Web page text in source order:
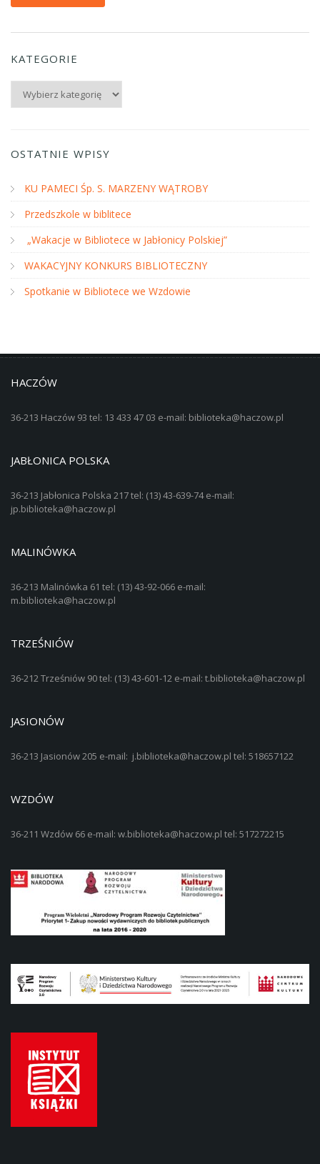
KATEGORIE
OSTATNIE WPISY
KU PAMECI Śp. S. MARZENY WĄTROBY
Przedszkole w biblitece
„Wakacje w Bibliotece w Jabłonicy Polskiej”
WAKACYJNY KONKURS BIBLIOTECZNY
Spotkanie w Bibliotece we Wzdowie
HACZÓW
36-213 Haczów 93 tel: 13 433 47 03 e-mail: biblioteka@haczow.pl
JABŁONICA POLSKA
36-213 Jabłonica Polska 217 tel: (13) 43-639-74 e-mail:
jp.biblioteka@haczow.pl
MALINÓWKA
36-213 Malinówka 61 tel: (13) 43-92-066 e-mail:
m.biblioteka@haczow.pl
TRZEŚNIÓW
36-212 Trześniów 90 tel: (13) 43-601-12 e-mail: t.biblioteka@haczow.pl
JASIONÓW
36-213 Jasionów 205 e-mail: j.biblioteka@haczow.pl tel: 518657122
WZDÓW
36-211 Wzdów 66 e-mail: w.biblioteka@haczow.pl tel: 517272215